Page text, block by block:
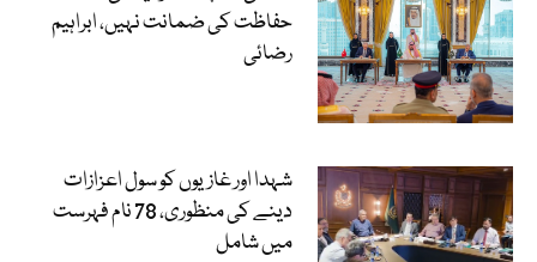
حفاظت کی ضمانت نہیں، ابراہیم
رضائی
شہدا اور غازیوں کو سول اعزازات
دینے کی منظوری، 78 نام فہرست
میں شامل